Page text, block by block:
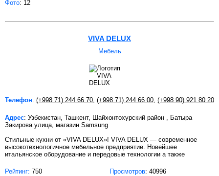
Фото: 12
VIVA DELUX
Мебель
Телефон: (+998 71) 244 66 70, (+998 71) 244 66 00, (+998 90) 921 80 20
Адрес: Узбекистан, Ташкент, Шайхонтохурский район , Батыра
Закирова улица, магазин Samsung
Стильные кухни от «VIVA DELUX»! VIVA DELUX — современное
высокотехнологичное мебельное предприятие. Новейшее
итальянское оборудование и передовые технологии а также
Рейтинг: 750 Просмотров: 40996